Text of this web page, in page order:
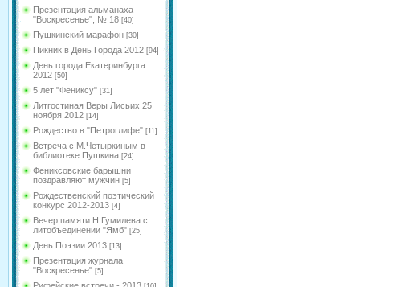
Презентация альманаха
"Воскресенье", № 18 [40]
Пушкинский марафон [30]
Пикник в День Города 2012 [94]
День города Екатеринбурга
2012 [50]
5 лет "Фениксу" [31]
Литгостиная Веры Лисьих 25
ноября 2012 [14]
Рождество в "Петроглифе" [11]
Встреча с М.Четыркиным в
библиотеке Пушкина [24]
Фениксовские барышни
поздравляют мужчин [5]
Рождественский поэтический
конкурс 2012-2013 [4]
Вечер памяти Н.Гумилева с
литобъединении "Ямб" [25]
День Поэзии 2013 [13]
Презентация журнала
"Воскресенье" [5]